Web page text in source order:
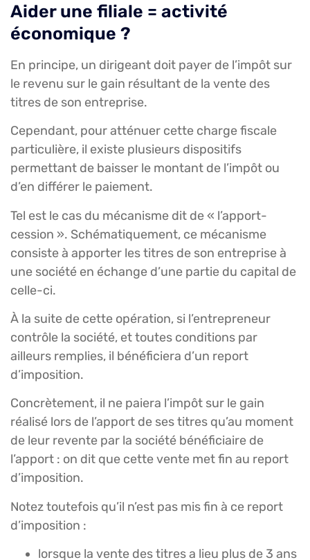
Aider une filiale = activité
économique ?
En principe, un dirigeant doit payer de l’impôt sur
le revenu sur le gain résultant de la vente des
titres de son entreprise.
Cependant, pour atténuer cette charge fiscale
particulière, il existe plusieurs dispositifs
permettant de baisser le montant de l’impôt ou
d’en différer le paiement.
Tel est le cas du mécanisme dit de « l’apport-
cession ». Schématiquement, ce mécanisme
consiste à apporter les titres de son entreprise à
une société en échange d’une partie du capital de
celle-ci.
À la suite de cette opération, si l’entrepreneur
contrôle la société, et toutes conditions par
ailleurs remplies, il bénéficiera d’un report
d’imposition.
Concrètement, il ne paiera l’impôt sur le gain
réalisé lors de l’apport de ses titres qu’au moment
de leur revente par la société bénéficiaire de
l’apport : on dit que cette vente met fin au report
d’imposition.
Notez toutefois qu’il n’est pas mis fin à ce report
d’imposition :
lorsque la vente des titres a lieu plus de 3 ans